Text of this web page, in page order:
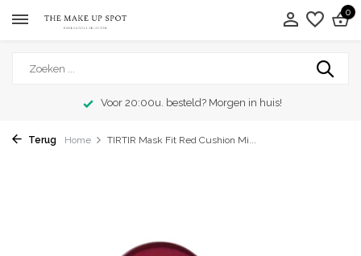
0
Voor 20:00u. besteld? Morgen in huis!
Terug Home TIRTIR Mask Fit Red Cushion Mi...